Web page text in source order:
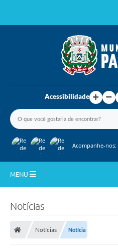
Acessibilidade
Acompanhe-nos:
MENU
Notícias
Notícias Notícia